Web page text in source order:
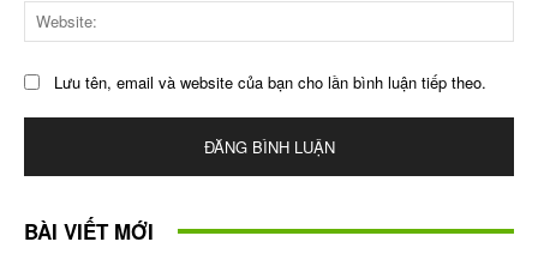
Lưu tên, email và website của bạn cho lần bình luận tiếp theo.
BÀI VIẾT MỚI